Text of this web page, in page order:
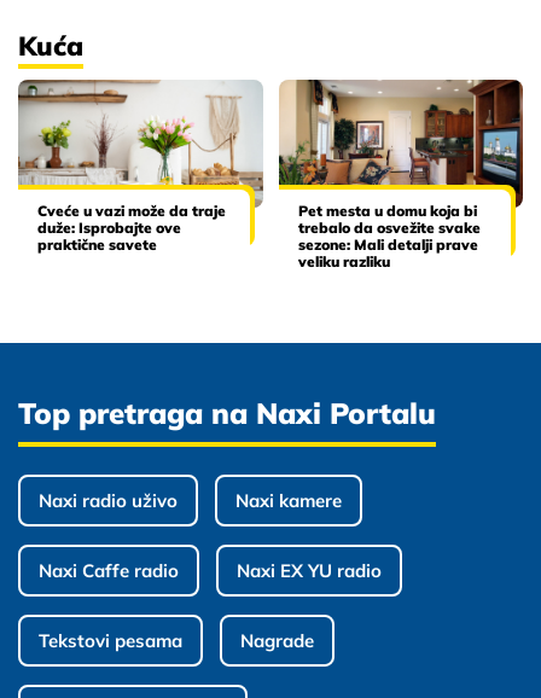
Kuća
Cveće u vazi može da traje
duže: Isprobajte ove
praktične savete
Pet mesta u domu koja bi
trebalo da osvežite svake
sezone: Mali detalji prave
veliku razliku
Top pretraga na Naxi Portalu
Naxi radio uživo Naxi kamere
Naxi Caffe radio Naxi EX YU radio
Tekstovi pesama Nagrade